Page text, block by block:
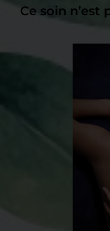
Ce soin n’est